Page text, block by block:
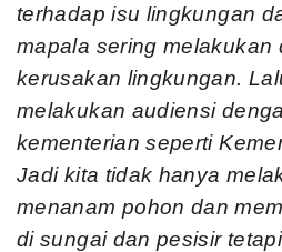
terhadap isu lingkungan
mapala sering melakukan
kerusakan lingkungan.
melakukan audiensi
kementerian seperti
Jadi kita tidak hanya
menanam pohon dan
di sungai dan pesisir